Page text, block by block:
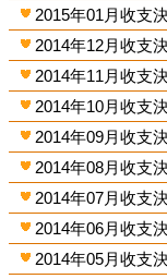
2015年01月收支
2014年12月收支
2014年11月收支
2014年10月收支
2014年09月收支
2014年08月收支
2014年07月收支
2014年06月收支
2014年05月收支